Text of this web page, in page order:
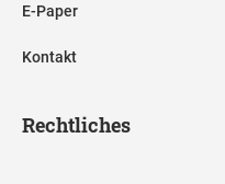
E-Paper
Kontakt
Rechtliches